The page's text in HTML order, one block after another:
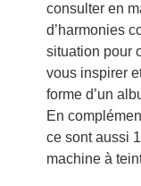
consulter en
d’harmonies
situation pour
vous inspirer
forme d’un
En
ce sont aussi
machine à